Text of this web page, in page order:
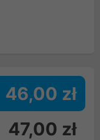
46,00 zł
47,00 zł